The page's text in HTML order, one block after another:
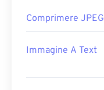
Comprimere JPEG
Immagine A Text